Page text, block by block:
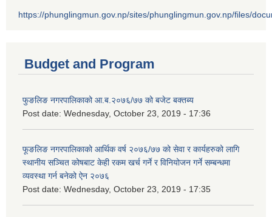
https://phunglingmun.gov.np/sites/phunglingmun.gov.np/files/
Budget and Program
फुङलिङ नगरपालिकाको आ.ब.२०७६/७७ को बजेट बक्तब्य
Post date: Wednesday, October 23, 2019 - 17:36
फूङलिङ नगरपालिकाको आर्थिक वर्ष २०७६/७७ को सेवा र कार्यहरुको लागि
स्थानीय सञ्चित कोषबाट केही रकम खर्च गर्ने र विनियोजन गर्ने सम्बन्धमा
व्यवस्था गर्न बनेको ऐन २०७६
Post date: Wednesday, October 23, 2019 - 17:35